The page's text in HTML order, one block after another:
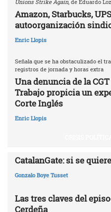
Unions Strike Again, de Eduardo
Amazon, Starbucks,
autoorganización
Enric Llopis
Señala que se ha obstaculizado el
registros de jornada y horas extra
Una denuncia de la
Trabajo propicia un
Corte Inglés
Enric Llopis
CatalanGate: si se
Gonzalo Boye Tusset
Las tres claves del
Cerdeña